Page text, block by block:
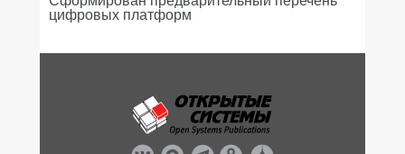
цифровых платформ